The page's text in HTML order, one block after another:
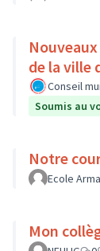
de la ville
Conseil
Soumis au
Notre
Ecole
Mon